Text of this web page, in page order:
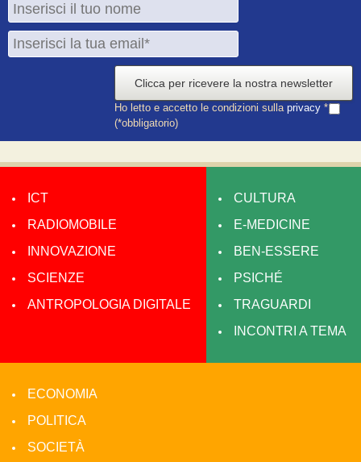
Clicca per ricevere la nostra newsletter
Ho letto e accetto le condizioni sulla privacy *
(*obbligatorio)
ICT
RADIOMOBILE
INNOVAZIONE
SCIENZE
ANTROPOLOGIA DIGITALE
CULTURA
E-MEDICINE
BEN-ESSERE
PSICHÉ
TRAGUARDI
INCONTRI A TEMA
ECONOMIA
POLITICA
SOCIETÀ